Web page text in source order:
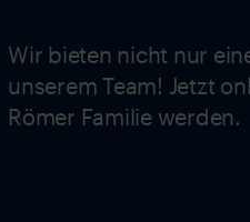
Wir bieten nicht nur
unserem Team! Jetzt
Römer Familie werden.